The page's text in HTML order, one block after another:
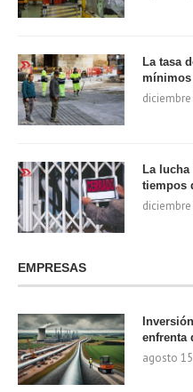
La tasa
La
tiempos
EMPRESAS
enfrenta
agosto